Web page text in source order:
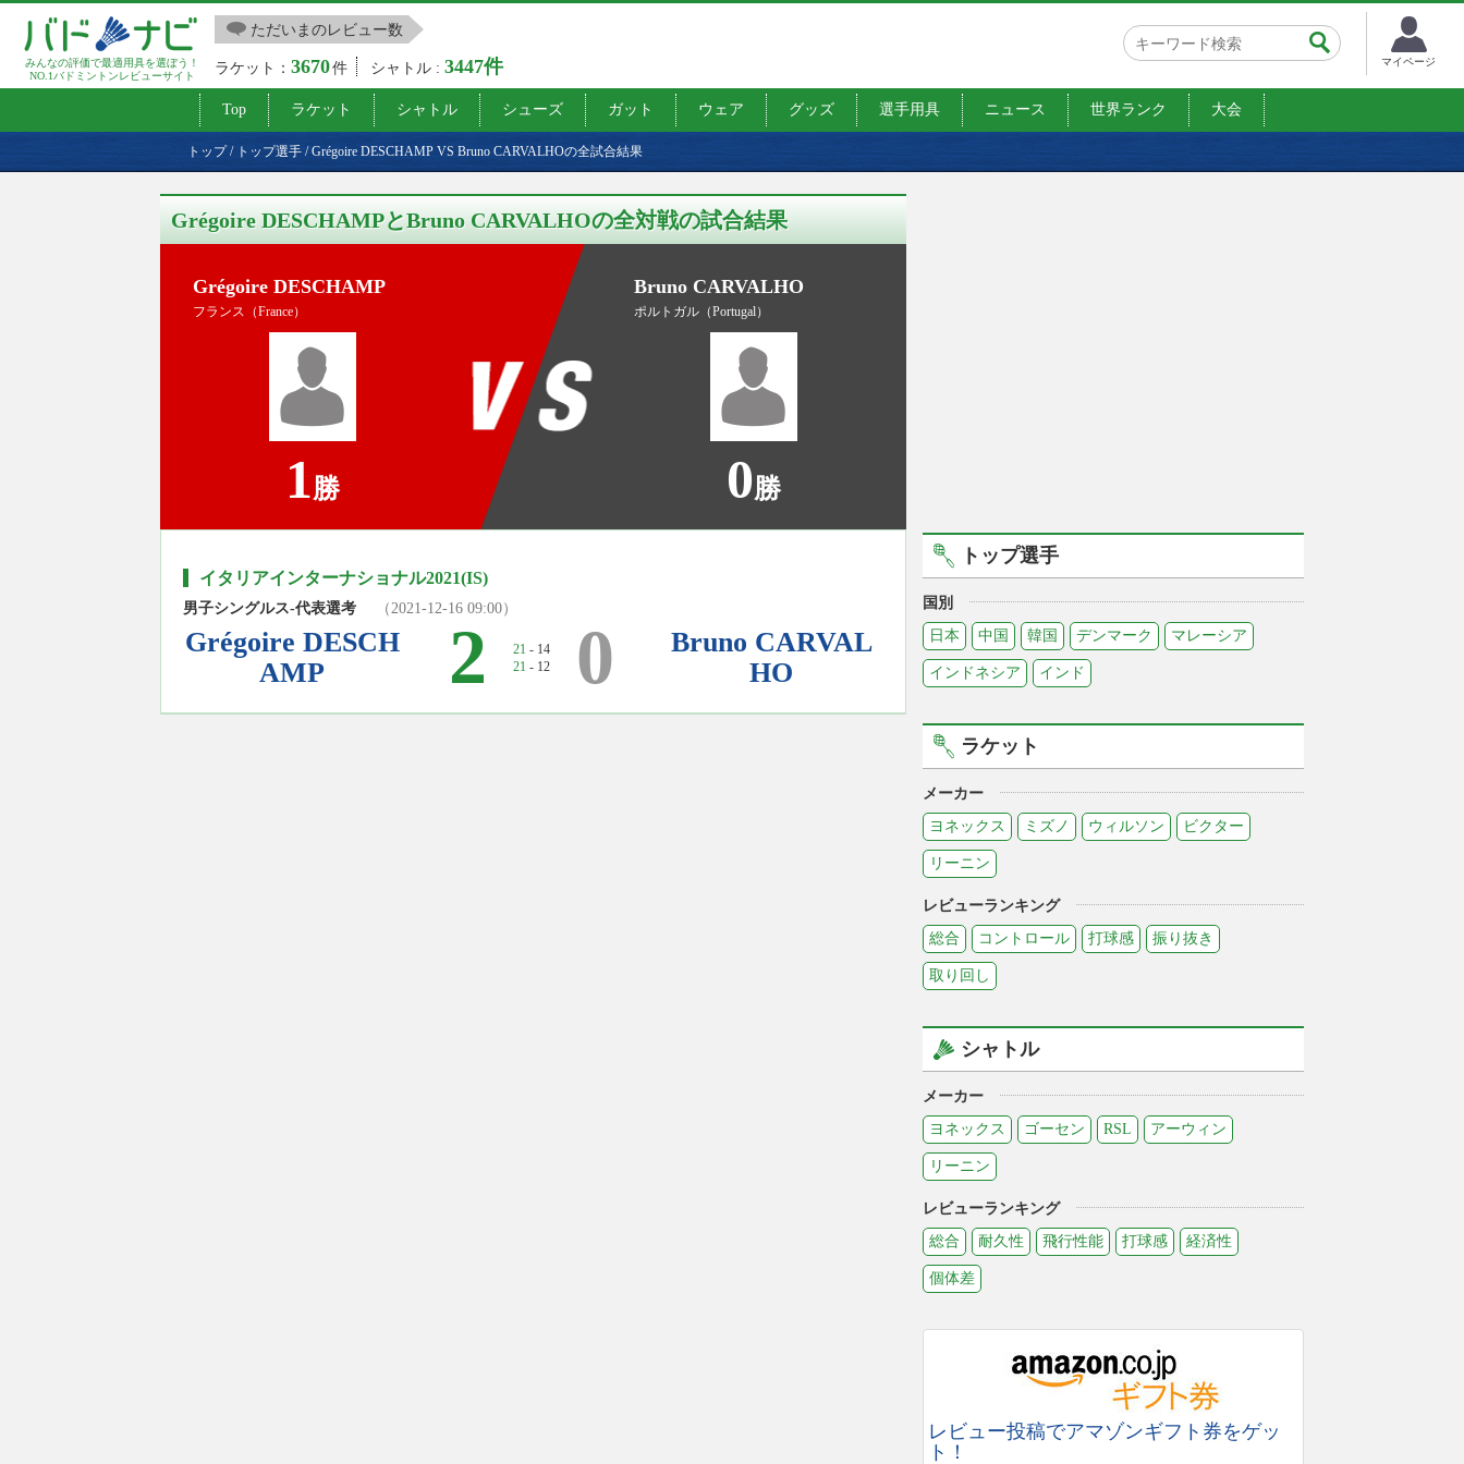
みんなの評価で最適用具を選ぼう！
NO.1バドミントンレビューサイト
ただいまのレビュー数
ラケット：3670件 シャトル :3447件 マイページ
Top ラケット シャトル シューズ ガット ウェア グッズ 選手用具 ニュース 世界ランク 大会
トップ/ トップ選手 /Grégoire DESCHAMP VS Bruno CARVALHOの全試合結果
Grégoire DESCHAMPとBruno CARVALHOの全対戦の試合結果
Grégoire DESCHAMP
フランス（France）
1勝
Bruno CARVALHO
ポルトガル（Portugal）
0勝
イタリアインターナショナル2021(IS)
男子シングルス-代表選考 （2021-12-16 09:00）
Grégoire DESCH
AMP
2 21 - 14
21 - 12 0
Bruno CARVAL
HO
トップ選手
国別
日本
中国 韓国 デンマーク マレーシア
インドネシア インド
ラケット
メーカー
ヨネックス
ミズノ ウィルソン ビクター
リーニン
レビューランキング
総合
コントロール 打球感 振り抜き
取り回し
シャトル
メーカー
ヨネックス
ゴーセン RSL アーウィン
リーニン
レビューランキング
総合
耐久性 飛行性能 打球感 経済性
個体差
レビュー投稿でアマゾンギフト券をゲッ
ト！